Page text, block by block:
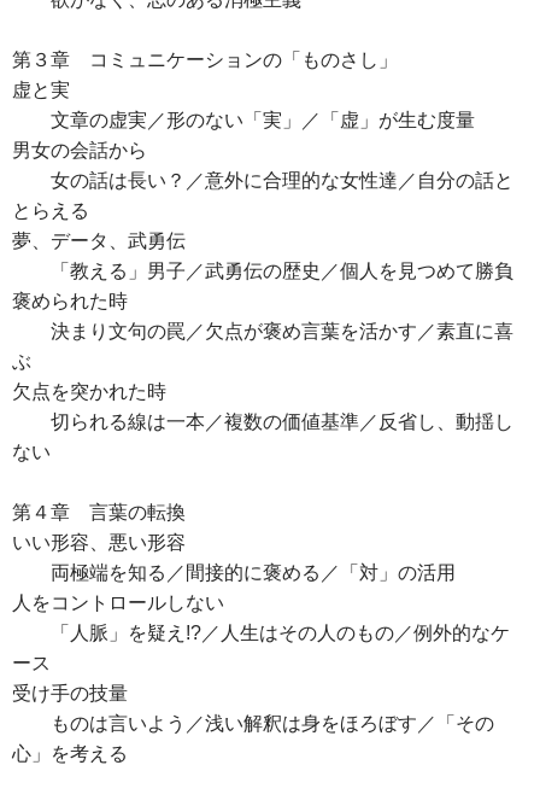
第３章 コミュニケーションの「ものさし」
虚と実
文章の虚実／形のない「実」／「虚」が生む度量
男女の会話から
女の話は長い？／意外に合理的な女性達／自分の話と
とらえる
夢、データ、武勇伝
「教える」男子／武勇伝の歴史／個人を見つめて勝負
褒められた時
決まり文句の罠／欠点が褒め言葉を活かす／素直に喜
ぶ
欠点を突かれた時
切られる線は一本／複数の価値基準／反省し、動揺し
ない
第４章 言葉の転換
いい形容、悪い形容
両極端を知る／間接的に褒める／「対」の活用
人をコントロールしない
「人脈」を疑え!?／人生はその人のもの／例外的なケ
ース
受け手の技量
ものは言いよう／浅い解釈は身をほろぼす／「その
心」を考える